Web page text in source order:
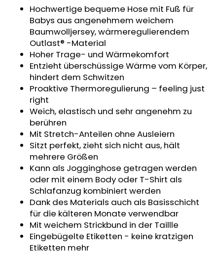
Hochwertige bequeme Hose mit Fuß für
Babys aus angenehmem weichem
Baumwolljersey, wärmeregulierendem
Outlast® -Material
Hoher Trage- und Wärmekomfort
Entzieht überschüssige Wärme vom Körper,
hindert dem Schwitzen
Proaktive Thermoregulierung – feeling just
right
Weich, elastisch und sehr angenehm zu
berühren
Mit Stretch-Anteilen ohne Ausleiern
Sitzt perfekt, zieht sich nicht aus, hält
mehrere Größen
Kann als Jogginghose getragen werden
oder mit einem Body oder T-Shirt als
Schlafanzug kombiniert werden
Dank des Materials auch als Basisschicht
für die kälteren Monate verwendbar
Mit weichem Strickbund in der Taillle
Eingebügelte Etiketten - keine kratzigen
Etiketten mehr
KURZHOSE
ANGEL
OUTLAST®
GRAU
MELIERT
€18,39